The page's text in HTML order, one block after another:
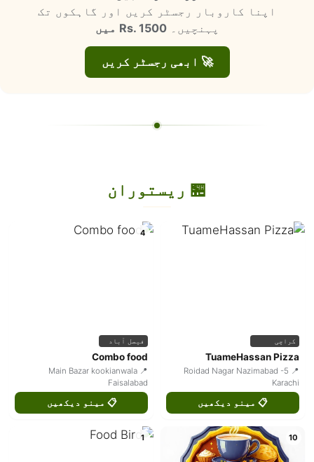
اپنا کاروبار رجسٹر کریں اور گاہکوں تک
پہنچیں۔Rs. 1500 میں
🚀 ابھی رجسٹر کریں
🏪 ریستوران
کراچی
TuameHassan Pizza
📍 Roidad Nagar Nazimabad -5
Karachi
📋 مینو دیکھیں
4
فیصل آباد
Combo food
📍 Main Bazar kookianwala
Faisalabad
📋 مینو دیکھیں
10
1